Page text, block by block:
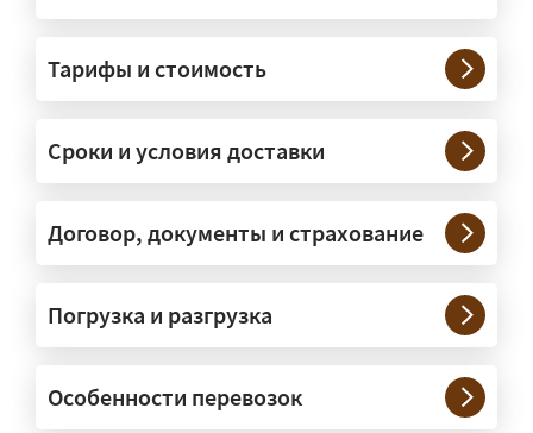
— На тралах и низкорамниках —
платформах, рассчитанных на
крупногабаритную технику и
конструкции. Транспорт подбираем
под конкретные размеры и вес груза.
сопровождение?
организуем. Потребность в машинах
Тарифы и стоимость
Сроки и условия доставки
Договор, документы и страхование
Погрузка и разгрузка
Особенности перевозок